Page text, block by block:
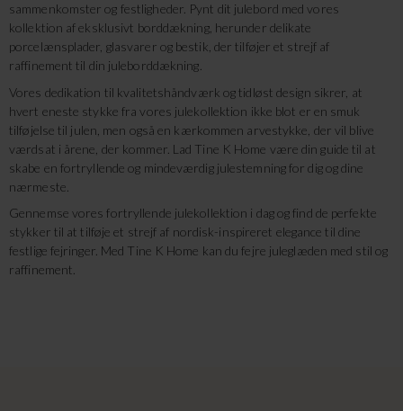
sammenkomster og festligheder. Pynt dit julebord med vores
kollektion af eksklusivt borddækning, herunder delikate
porcelænsplader, glasvarer og bestik, der tilføjer et strejf af
raffinement til din juleborddækning.
Vores dedikation til kvalitetshåndværk og tidløst design sikrer, at
hvert eneste stykke fra vores julekollektion ikke blot er en smuk
tilføjelse til julen, men også en kærkommen arvestykke, der vil blive
værdsat i årene, der kommer. Lad Tine K Home være din guide til at
skabe en fortryllende og mindeværdig julestemning for dig og dine
nærmeste.
Gennemse vores fortryllende julekollektion i dag og find de perfekte
stykker til at tilføje et strejf af nordisk-inspireret elegance til dine
festlige fejringer. Med Tine K Home kan du fejre juleglæden med stil og
raffinement.